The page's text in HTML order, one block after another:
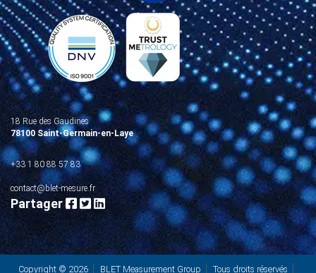
18 Rue des Gaudines
78100 Saint-Germain-en-Laye
+33 1 80 88 57 83
contact@blet-mesure.fr
Partager
Copyright © 2026 BLET Measurement Group Tous droits réservés